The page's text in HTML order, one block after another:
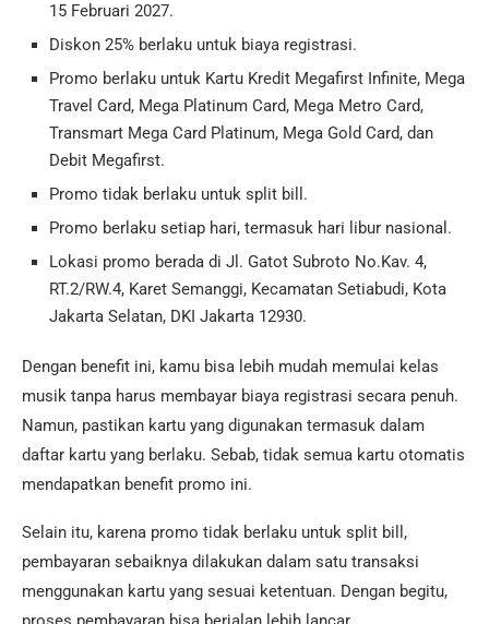
15 Februari 2027.
Diskon 25% berlaku untuk biaya registrasi.
Promo berlaku untuk Kartu Kredit Megafirst Infinite, Mega
Travel Card, Mega Platinum Card, Mega Metro Card,
Transmart Mega Card Platinum, Mega Gold Card, dan
Debit Megafirst.
Promo tidak berlaku untuk split bill.
Promo berlaku setiap hari, termasuk hari libur nasional.
Lokasi promo berada di Jl. Gatot Subroto No.Kav. 4,
RT.2/RW.4, Karet Semanggi, Kecamatan Setiabudi, Kota
Jakarta Selatan, DKI Jakarta 12930.
Dengan benefit ini, kamu bisa lebih mudah memulai kelas
musik tanpa harus membayar biaya registrasi secara penuh.
Namun, pastikan kartu yang digunakan termasuk dalam
daftar kartu yang berlaku. Sebab, tidak semua kartu otomatis
mendapatkan benefit promo ini.
Selain itu, karena promo tidak berlaku untuk split bill,
pembayaran sebaiknya dilakukan dalam satu transaksi
menggunakan kartu yang sesuai ketentuan. Dengan begitu,